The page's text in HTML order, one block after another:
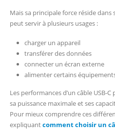
Mais sa principale force réside dans
peut servir à plusieurs usages :
charger un appareil
transférer des données
connecter un écran externe
alimenter certains
Les performances d’un câble USB-
sa puissance maximale et ses
Pour mieux comprendre ces
expliquantcomment choisir un